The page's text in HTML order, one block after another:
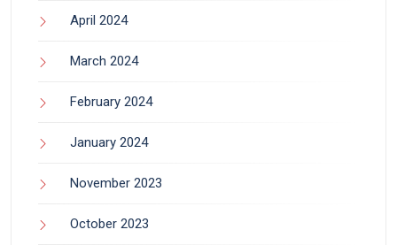
April 2024
March 2024
February 2024
January 2024
November 2023
October 2023